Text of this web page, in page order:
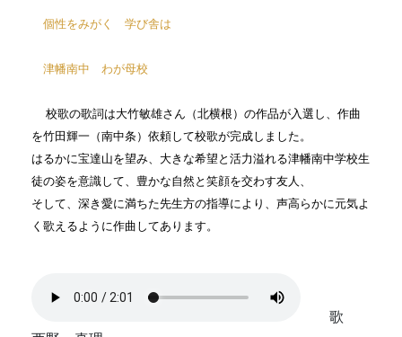
個性をみがく 学び舎は
津幡南中 わが母校
校歌の歌詞は大竹敏雄さん（北横根）の作品が入選し、作曲
を竹田輝一（南中条） 依頼して校歌が完成しました。
はるかに宝達山を望み、大きな希望と活力溢れる津幡南中学校生
徒の姿を意識して、豊かな自然と笑顔を交わす友人、
そして、深き愛に満ちた先生方の指導により、声高らかに元気よ
く歌えるように作曲してあります。
歌